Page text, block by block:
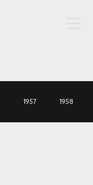
1957 1958